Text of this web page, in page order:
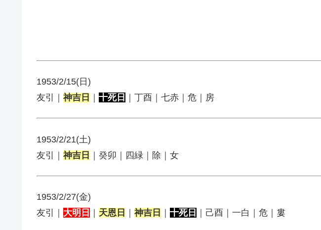
1953/2/15(日)
友引｜ 神吉日 十死日 ｜丁酉｜七赤｜危｜房
1953/2/21(土)
友引｜ 神吉日 ｜癸卯｜四緑｜除｜女
1953/2/27(金)
友引｜ 大明日 天恩日 神吉日 十死日 ｜己酉｜一白｜危｜婁